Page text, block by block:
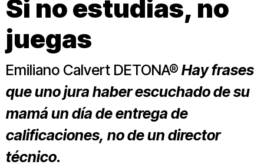
Si no estudias, no
juegas
Emiliano Calvert DETONA® Hay frases
que uno jura haber escuchado de su
mamá un día de entrega de
calificaciones, no de un director
técnico.